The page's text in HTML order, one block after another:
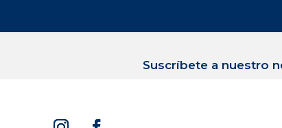
Suscríbete a nuestro